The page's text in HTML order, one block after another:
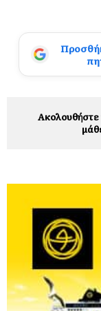
Ακολουθήστε